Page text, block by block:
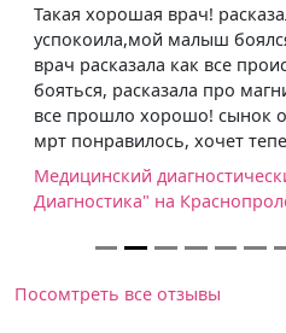
Такая хорошая врач!
успокоила,мой малыш
врач расказала как все
бояться, расказала про
все прошло хорошо! сынок
мрт понравилось, хочет
Медицинский
Диагностика" на
Посомтреть все отзывы